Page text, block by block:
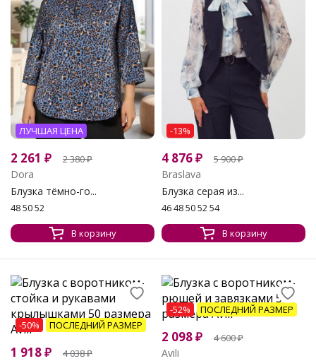
ЛУЧШАЯ ЦЕНА
2 261 ₽ 2 380₽
Dora
Блузка тёмно-го...
48 50 52
В корзину
-13%
4 876₽ 5 900₽
Braslava
Блузка серая из...
46 48 50 52 54
В корзину
-50% ПОСЛЕДНИЙ РАЗМЕР
1 918₽ 4 038₽
-52% ПОСЛЕДНИЙ РАЗМЕР
2 098₽ 4 600₽
Avili